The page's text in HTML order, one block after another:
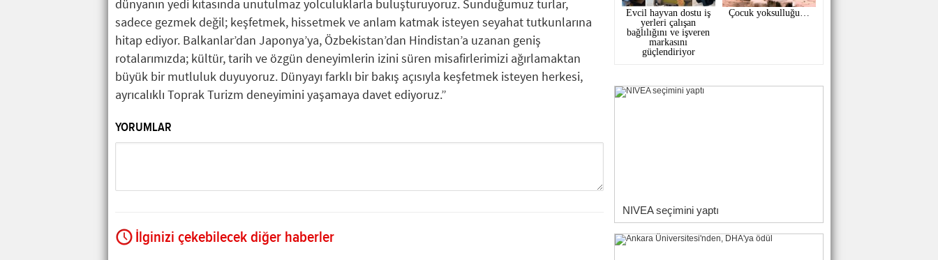
dünyanın yedi kıtasında unutulmaz yolculuklarla buluşturuyoruz. Sunduğumuz turlar,
sadece gezmek değil; keşfetmek, hissetmek ve anlam katmak isteyen seyahat tutkunlarına
hitap ediyor. Balkanlar’dan Japonya’ya, Özbekistan’dan Hindistan’a uzanan geniş
rotalarımızda; kültür, tarih ve özgün deneyimlerin izini süren misafirlerimizi ağırlamaktan
büyük bir mutluluk duyuyoruz. Dünyayı farklı bir bakış açısıyla keşfetmek isteyen herkesi,
ayrıcalıklı Toprak Turizm deneyimini yaşamaya davet ediyoruz.”
YORUMLAR
İlginizi çekebilecek diğer haberler
Evcil hayvan dostu iş
yerleri çalışan
bağlılığını ve işveren
markasını
güçlendiriyor
Çocuk yoksulluğu…
NIVEA seçimini yaptı